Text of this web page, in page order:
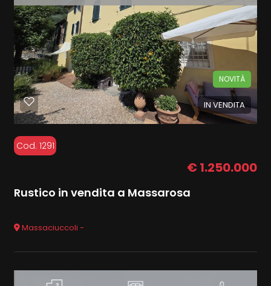
IN VENDITA
NOVITÀ
Cod. 1291
€ 1.250.000
Rustico in vendita a Massarosa
Massaciuccoli -